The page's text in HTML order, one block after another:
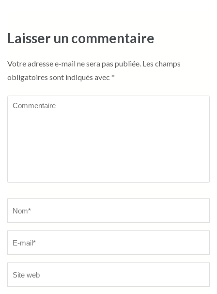
Laisser un commentaire
Votre adresse e-mail ne sera pas publiée. Les champs
obligatoires sont indiqués avec *
Commentaire